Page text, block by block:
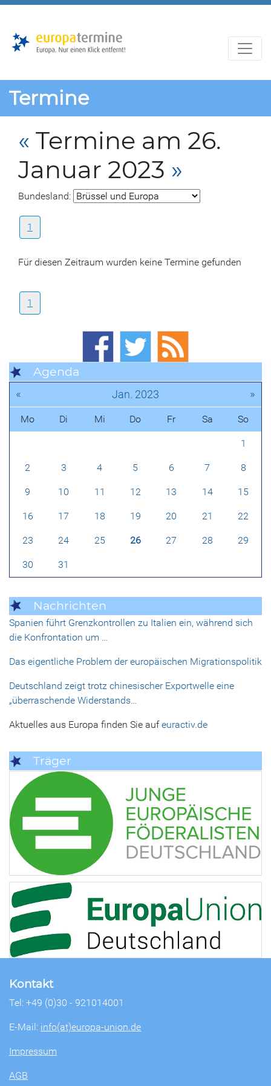
Termine
« Termine am 26.
Januar 2023 »
Bundesland:
1
Für diesen Zeitraum wurden keine Termine gefunden
1
Agenda
« Jan. 2023 »
Mo Di Mi Do Fr Sa So
1
2 3 4 5 6 7 8
9 10 11 12 13 14 15
16 17 18 19 20 21 22
23 24 25 26 27 28 29
30 31
Nachrichten
Spanien führt Grenzkontrollen zu Italien ein, während sich
die Konfrontation um …
Das eigentliche Problem der europäischen Migrationspolitik
Deutschland zeigt trotz chinesischer Exportwelle eine
„überraschende Widerstands…
Aktuelles aus Europa finden Sie aufeuractiv.de
Träger
Kontakt
Tel: +49 (0)30 - 921014001
E-Mail: info(at)europa-union.de
Impressum
AGB